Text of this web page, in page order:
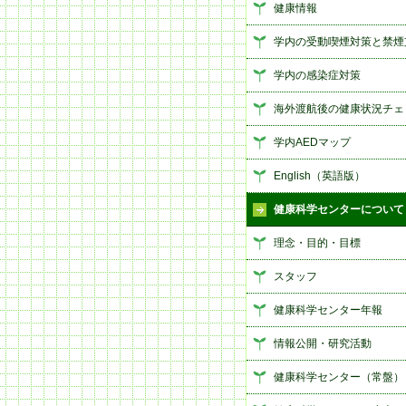
健康情報
学内の受動喫煙対策と禁煙
学内の感染症対策
海外渡航後の健康状況チェ
学内AEDマップ
English（英語版）
健康科学センターについて
理念・目的・目標
スタッフ
健康科学センター年報
情報公開・研究活動
健康科学センター（常盤）